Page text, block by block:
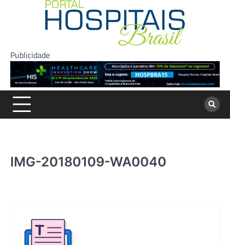
Publicidade
IMG-20180109-WA0040